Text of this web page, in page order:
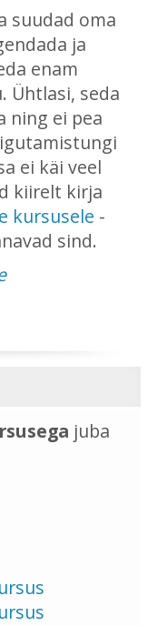
suudad oma
ja
enam
Ühtlasi, seda
ning ei pea
ei käi veel
kiirelt kirja
kursusele -
sind.
juba